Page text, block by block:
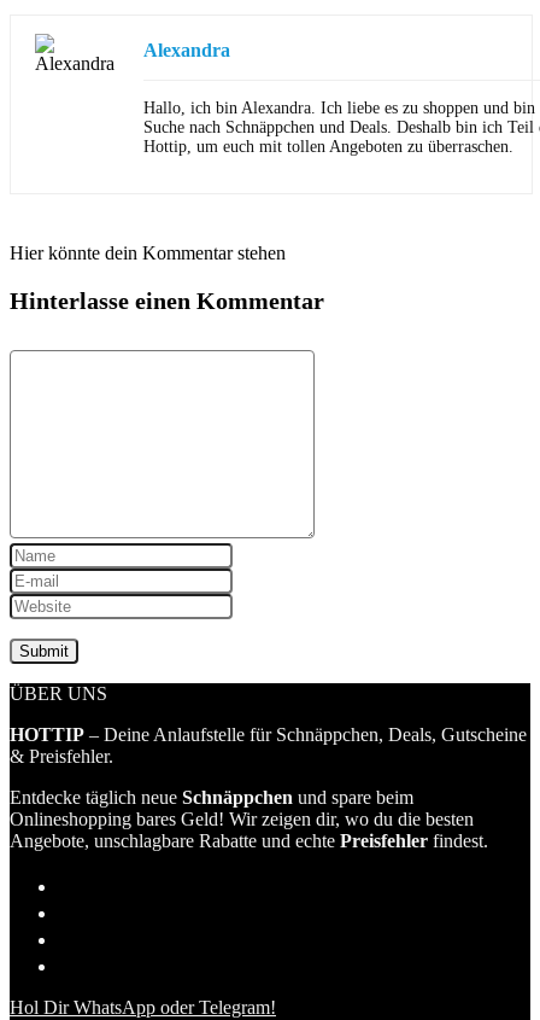
Alexandra
Hallo, ich bin Alexandra. Ich liebe es zu shoppen und
Suche nach Schnäppchen und Deals. Deshalb bin ich Teil
Hottip, um euch mit tollen Angeboten zu überraschen.
Hier könnte dein Kommentar stehen
Hinterlasse einen Kommentar
ÜBER UNS
HOTTIP – Deine Anlaufstelle für Schnäppchen, Deals, Gutscheine
& Preisfehler.
Entdecke täglich neue Schnäppchen und spare beim
Onlineshopping bares Geld! Wir zeigen dir, wo du die besten
Angebote, unschlagbare Rabatte und echte Preisfehler findest.
Hol Dir WhatsApp oder Telegram!